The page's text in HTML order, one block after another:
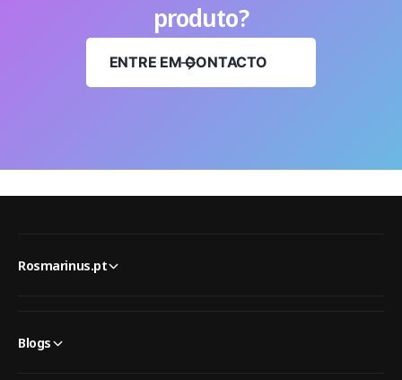
produto?
ENTRE EM CONTACTO
Rosmarinus.pt
Blogs